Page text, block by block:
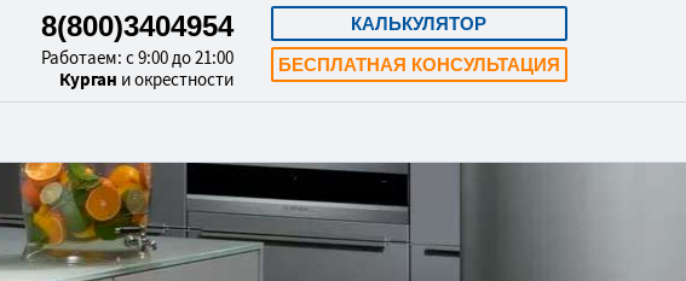
КАЛЬКУЛЯТОР
БЕСПЛАТНАЯ КОНСУЛЬТАЦИЯ
8(800)3404954
Работаем: с 9:00 до 21:00
Курган и окрестности